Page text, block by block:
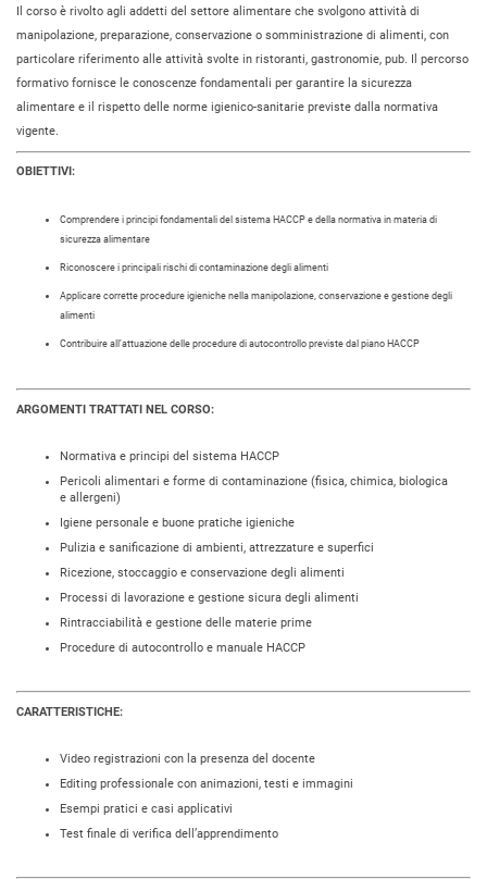
Il corso è rivolto agli addetti del settore alimentare che svolgono attività di
manipolazione, preparazione, conservazione o somministrazione di alimenti, con
particolare riferimento alle attività svolte in ristoranti, gastronomie, pub. Il percorso
formativo fornisce le conoscenze fondamentali per garantire la sicurezza
alimentare e il rispetto delle norme igienico-sanitarie previste dalla normativa
vigente.
OBIETTIVI:
Comprendere i principi fondamentali del sistema HACCP e della normativa in materia di
sicurezza alimentare
Riconoscere i principali rischi di contaminazione degli alimenti
Applicare corrette procedure igieniche nella manipolazione, conservazione e gestione degli
alimenti
Contribuire all’attuazione delle procedure di autocontrollo previste dal piano HACCP
ARGOMENTI TRATTATI NEL CORSO:
Normativa e principi del sistema HACCP
Pericoli alimentari e forme di contaminazione (fisica, chimica, biologica
e allergeni)
Igiene personale e buone pratiche igieniche
Pulizia e sanificazione di ambienti, attrezzature e superfici
Ricezione, stoccaggio e conservazione degli alimenti
Processi di lavorazione e gestione sicura degli alimenti
Rintracciabilità e gestione delle materie prime
Procedure di autocontrollo e manuale HACCP
CARATTERISTICHE:
Video registrazioni con la presenza del docente
Editing professionale con animazioni, testi e immagini
Esempi pratici e casi applicativi
Test finale di verifica dell’apprendimento